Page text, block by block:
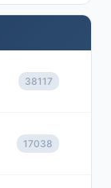
38117
17038